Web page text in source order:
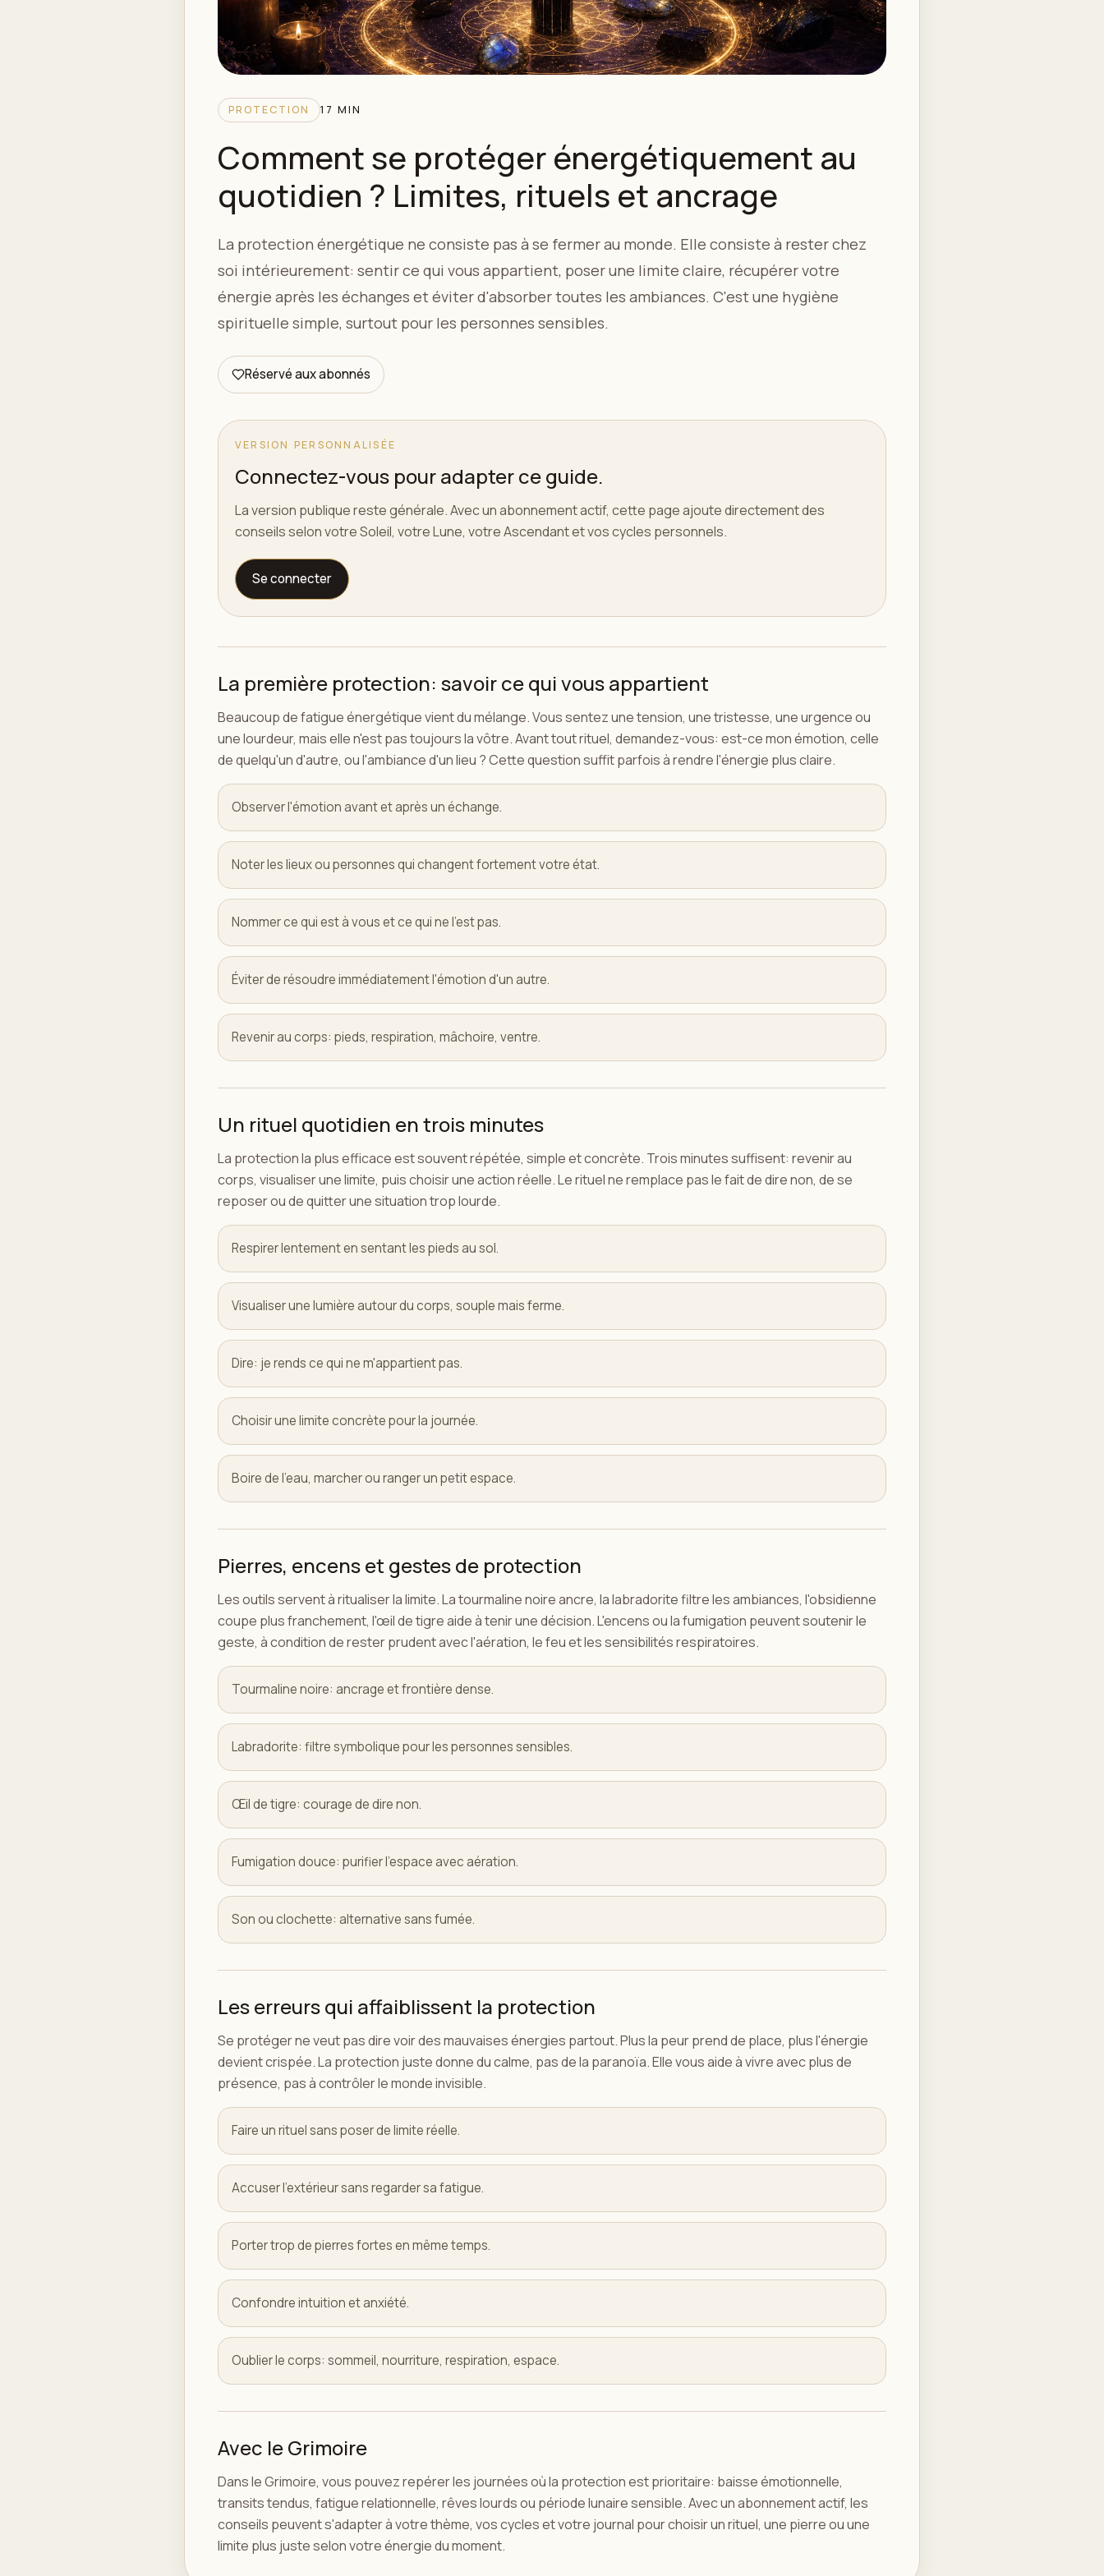
PROTECTION 17 MIN
Comment se protéger énergétiquement au
quotidien ? Limites, rituels et ancrage
La protection énergétique ne consiste pas à se fermer au monde. Elle consiste à rester chez
soi intérieurement: sentir ce qui vous appartient, poser une limite claire, récupérer votre
énergie après les échanges et éviter d'absorber toutes les ambiances. C'est une hygiène
spirituelle simple, surtout pour les personnes sensibles.
Réservé aux abonnés
VERSION PERSONNALISÉE
Connectez-vous pour adapter ce guide.
La version publique reste générale. Avec un abonnement actif, cette page ajoute directement des
conseils selon votre Soleil, votre Lune, votre Ascendant et vos cycles personnels.
Se connecter
La première protection: savoir ce qui vous appartient
Beaucoup de fatigue énergétique vient du mélange. Vous sentez une tension, une tristesse, une urgence ou
une lourdeur, mais elle n'est pas toujours la vôtre. Avant tout rituel, demandez-vous: est-ce mon émotion, celle
de quelqu'un d'autre, ou l'ambiance d'un lieu ? Cette question suffit parfois à rendre l'énergie plus claire.
Observer l'émotion avant et après un échange.
Noter les lieux ou personnes qui changent fortement votre état.
Nommer ce qui est à vous et ce qui ne l'est pas.
Éviter de résoudre immédiatement l'émotion d'un autre.
Revenir au corps: pieds, respiration, mâchoire, ventre.
Un rituel quotidien en trois minutes
La protection la plus efficace est souvent répétée, simple et concrète. Trois minutes suffisent: revenir au
corps, visualiser une limite, puis choisir une action réelle. Le rituel ne remplace pas le fait de dire non, de se
reposer ou de quitter une situation trop lourde.
Respirer lentement en sentant les pieds au sol.
Visualiser une lumière autour du corps, souple mais ferme.
Dire: je rends ce qui ne m'appartient pas.
Choisir une limite concrète pour la journée.
Boire de l'eau, marcher ou ranger un petit espace.
Pierres, encens et gestes de protection
Les outils servent à ritualiser la limite. La tourmaline noire ancre, la labradorite filtre les ambiances, l'obsidienne
coupe plus franchement, l'œil de tigre aide à tenir une décision. L'encens ou la fumigation peuvent soutenir le
geste, à condition de rester prudent avec l'aération, le feu et les sensibilités respiratoires.
Tourmaline noire: ancrage et frontière dense.
Labradorite: filtre symbolique pour les personnes sensibles.
Œil de tigre: courage de dire non.
Fumigation douce: purifier l'espace avec aération.
Son ou clochette: alternative sans fumée.
Les erreurs qui affaiblissent la protection
Se protéger ne veut pas dire voir des mauvaises énergies partout. Plus la peur prend de place, plus l'énergie
devient crispée. La protection juste donne du calme, pas de la paranoïa. Elle vous aide à vivre avec plus de
présence, pas à contrôler le monde invisible.
Faire un rituel sans poser de limite réelle.
Accuser l'extérieur sans regarder sa fatigue.
Porter trop de pierres fortes en même temps.
Confondre intuition et anxiété.
Oublier le corps: sommeil, nourriture, respiration, espace.
Avec le Grimoire
Dans le Grimoire, vous pouvez repérer les journées où la protection est prioritaire: baisse émotionnelle,
transits tendus, fatigue relationnelle, rêves lourds ou période lunaire sensible. Avec un abonnement actif, les
conseils peuvent s'adapter à votre thème, vos cycles et votre journal pour choisir un rituel, une pierre ou une
limite plus juste selon votre énergie du moment.